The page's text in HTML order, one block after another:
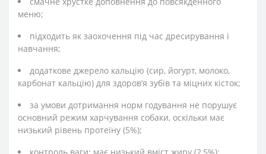
меню;
підходить як заохочення під час дресирування і
навчання;
додаткове джерело кальцію (сир, йогурт, молоко,
карбонат кальцію) для здоров’я зубів та міцних кісток;
за умови дотримання норм годування не порушує
основний режим харчування собаки, оскільки має
низький рівень протеїну (5%);
контроль ваги: має низький вміст жиру (2,5%);